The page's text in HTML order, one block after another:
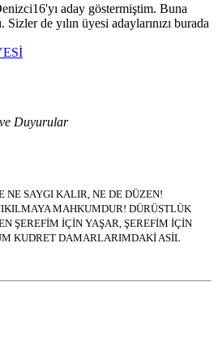
aday göstermiştim. Buna
Sizler de yılın üyesi adaylarınızı burada
Duyurular
SAYGI KALIR, NE DE DÜZEN!
MAHKUMDUR! DÜRÜSTLÜK
ŞEREFİM İÇİN YAŞAR, ŞEREFİM İÇİN
KUDRET DAMARLARIMDAKİ ASİL